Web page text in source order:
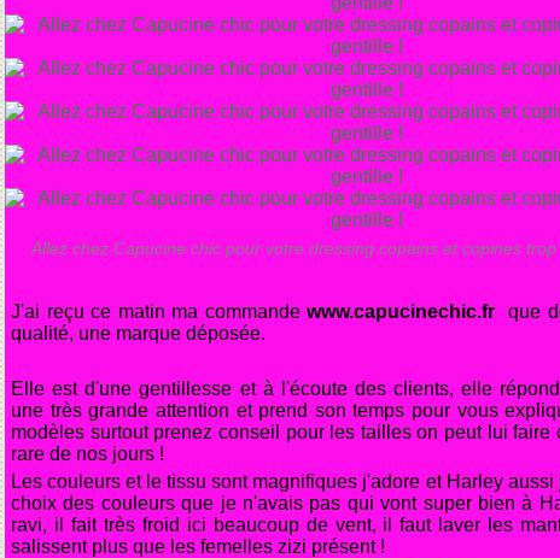
Allez chez Capucine chic pour votre dressing copains et copines
J'ai reçu ce matin ma commande www.capucinechic.fr
que
qualité, une marque déposée.
Elle est d'une gentillesse et à l'écoute des clients, elle
une très grande attention et prend son temps pour vous
modèles surtout prenez conseil pour les tailles on peut lui faire
rare de nos jours !
Les couleurs et le tissu sont magnifiques j'adore et Harley
choix des couleurs que je n'avais pas qui vont super bien à
ravi, il fait très froid ici beaucoup de vent, il faut laver les
salissent plus que les femelles zizi présent !